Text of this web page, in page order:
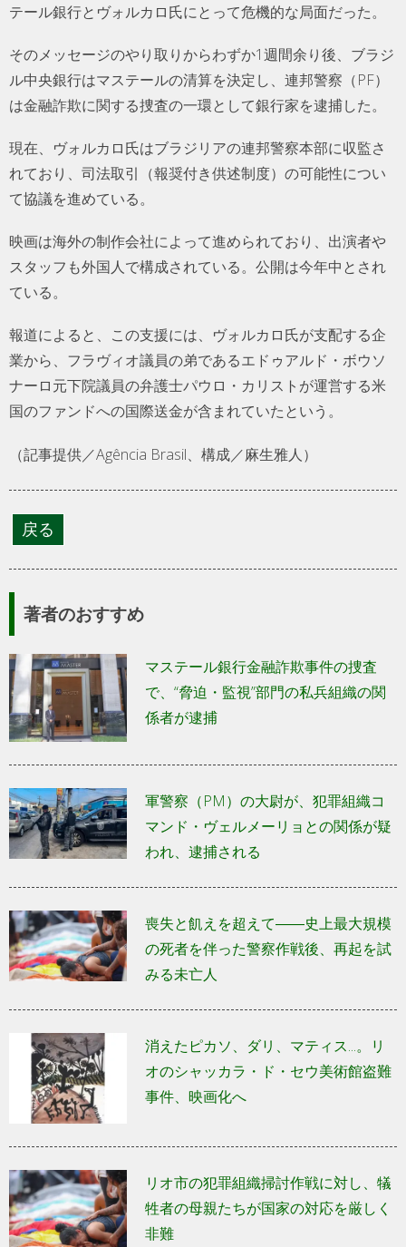
テール銀行とヴォルカロ氏にとって危機的な局面だった。
そのメッセージのやり取りからわずか1週間余り後、ブラジ
ル中央銀行はマステールの清算を決定し、連邦警察（PF）
は金融詐欺に関する捜査の一環として銀行家を逮捕した。
現在、ヴォルカロ氏はブラジリアの連邦警察本部に収監さ
れており、司法取引（報奨付き供述制度）の可能性につい
て協議を進めている。
映画は海外の制作会社によって進められており、出演者や
スタッフも外国人で構成されている。公開は今年中とされ
ている。
報道によると、この支援には、ヴォルカロ氏が支配する企
業から、フラヴィオ議員の弟であるエドゥアルド・ボウソ
ナーロ元下院議員の弁護士パウロ・カリストが運営する米
国のファンドへの国際送金が含まれていたという。
（記事提供／Agência Brasil、構成／麻生雅人）
著者のおすすめ
マステール銀行金融詐欺事件の捜査
で、“脅迫・監視”部門の私兵組織の関
係者が逮捕
軍警察（PM）の大尉が、犯罪組織コ
マンド・ヴェルメーリョとの関係が疑
われ、逮捕される
喪失と飢えを超えて――史上最大規模
の死者を伴った警察作戦後、再起を試
みる未亡人
消えたピカソ、ダリ、マティス...。リ
オのシャッカラ・ド・セウ美術館盗難
事件、映画化へ
リオ市の犯罪組織掃討作戦に対し、犠
牲者の母親たちが国家の対応を厳しく
非難